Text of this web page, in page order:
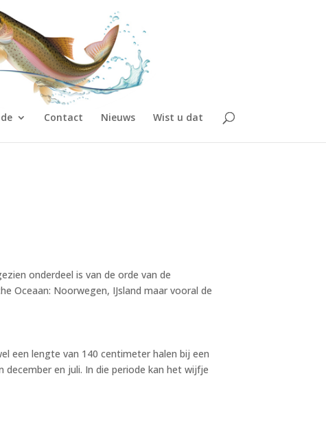
Contact Nieuws Wist u dat
onderdeel is van de orde van de
Oceaan: Noorwegen, IJsland maar vooral de
een lengte van 140 centimeter halen bij een
en juli. In die periode kan het wijfje